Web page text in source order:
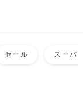
セール スーパ